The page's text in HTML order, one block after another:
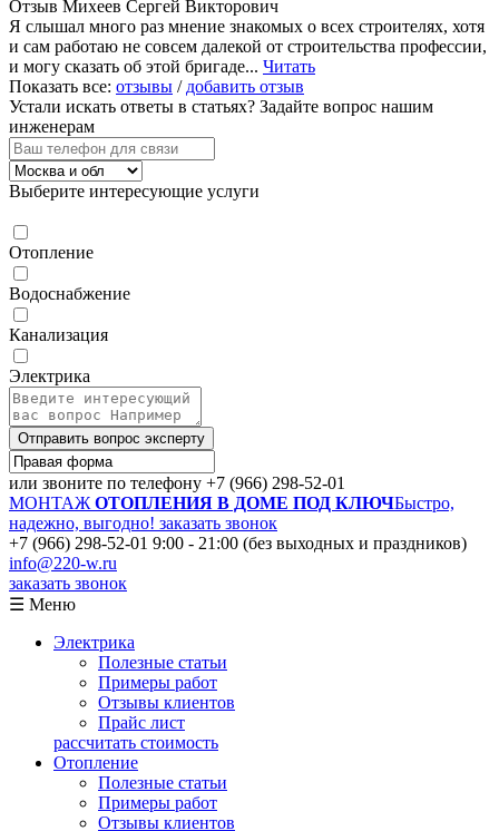
Отзыв Михеев Сергей Викторович
Я слышал много раз мнение знакомых о всех строителях, хотя
и сам работаю не совсем далекой от строительства профессии,
и могу сказать об этой бригаде... Читать
Показать все: отзывы / добавить отзыв
Устали искать ответы в статьях? Задайте вопрос нашим
инженерам
Выберите интересующие услуги
Отопление
Водоснабжение
Канализация
Электрика
Отправить вопрос эксперту
или звоните по телефону +7 (966) 298-52-01
МОНТАЖ ОТОПЛЕНИЯ В ДОМЕ ПОД КЛЮЧБыстро,
надежно, выгодно! заказать звонок
+7 (966) 298-52-01 9:00 - 21:00 (без выходных и праздников)
info@220-w.ru
заказать звонок
☰ Меню
Электрика
Полезные статьи
Примеры работ
Отзывы клиентов
Прайс лист
рассчитать стоимость
Отопление
Полезные статьи
Примеры работ
Отзывы клиентов